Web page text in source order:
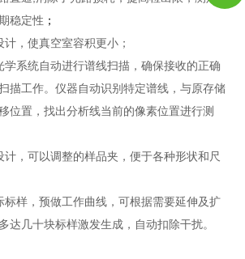
稳定性 ；
，使真空室容积更小；
学系统自动进行谱线扫描，确保接收的正确
描工作。仪器自动识别特定谱线，与原存储
位置，找出分析线当前的像素位置进行测
计，可以调整的样品夹，便于各种形状和尺
标样，预做工作曲线，可根据需要延伸及扩
达几十块标样激发生成，自动扣除干扰。